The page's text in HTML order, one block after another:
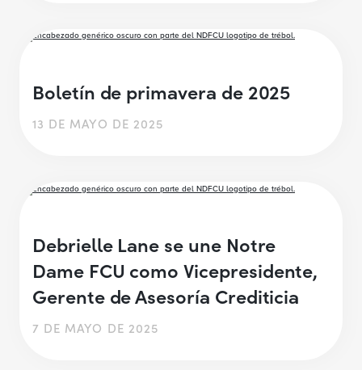
Boletín de primavera de 2025
13 DE MAYO DE 2025
Debrielle Lane se une Notre
Dame FCU como Vicepresidente,
Gerente de Asesoría Crediticia
7 DE MAYO DE 2025